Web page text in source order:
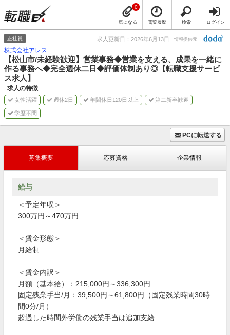
気になる
0
閲覧履歴 検索 ログイン
正社員 求人更新日：2026年6月13日 情報提供元
株式会社アレス
【松山市/未経験歓迎】営業事務◆営業を支える、成果を一緒に
作る事務へ◆完全週休二日◆評価体制あり◎【転職支援サービ
ス求人】
求人の特徴
女性活躍 週休2日 年間休日120日以上 第二新卒歓迎
学歴不問
PCに転送する
募集概要 応募資格 企業情報
給与
＜予定年収＞
300万円～470万円
＜賃金形態＞
月給制
＜賃金内訳＞
月額（基本給）：215,000円～336,300円
固定残業手当/月：39,500円～61,800円（固定残業時間30時
間0分/月）
超過した時間外労働の残業手当は追加支給